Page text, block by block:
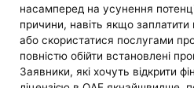
насамперед на усунення
причини, навіть якщо заплатити
або скористатися послугами
повністю обійти встановлені
Заявники, які хочуть відкрити